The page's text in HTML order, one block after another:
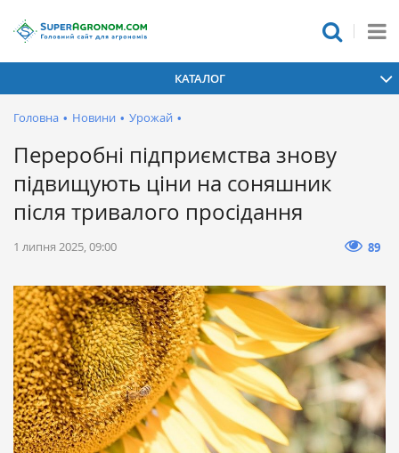
КАТАЛОГ
Головна • Новини • Урожай •
Переробні підприємства знову
підвищують ціни на соняшник
після тривалого просідання
1 липня 2025, 09:00 89